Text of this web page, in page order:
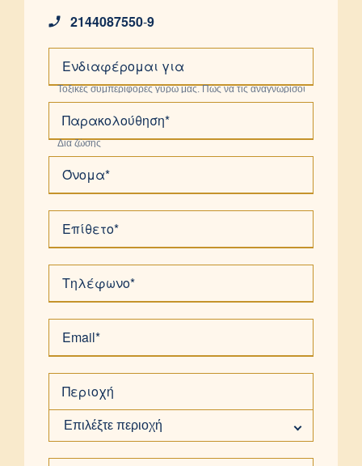
2144087550-9
Ενδιαφέρομαι για
Παρακολούθηση*
Όνομα*
Επίθετο*
Τηλέφωνο*
Email*
Περιοχή
Επιλέξτε περιοχή